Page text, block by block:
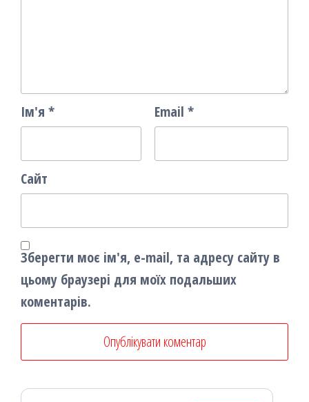
Ім'я * Email *
Сайт
Зберегти моє ім'я, e-mail, та адресу сайту в
цьому браузері для моїх подальших
коментарів.